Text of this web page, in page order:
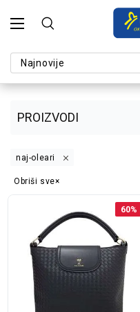
PROIZVODI
naj-oleari
Obriši sve
60%